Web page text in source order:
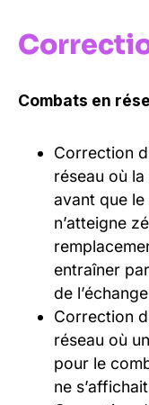
Combats en
Correction
réseau où
avant que
n’atteigne
entraîner
de
Correction
réseau où
pour le
ne